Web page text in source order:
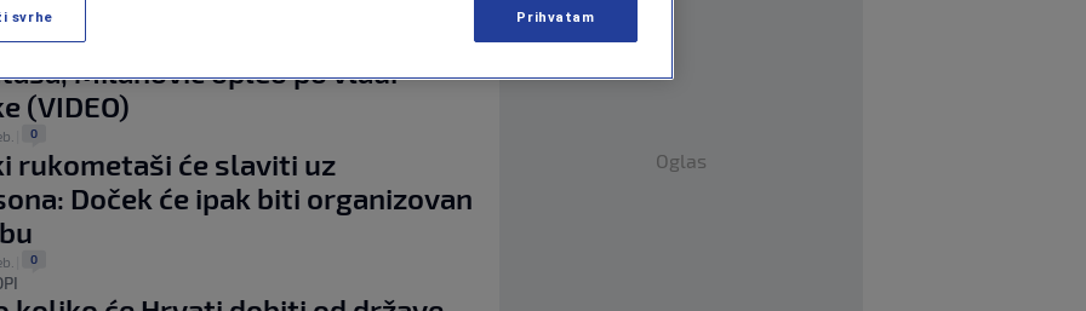
VIRALNO
PROMO
se ori centrom Zagreba zbog
Milanović opleo po vladi
(VIDEO)
0
rukometaši će slaviti uz
Doček će ipak biti organizovan
0
Oglas
svrhe Prihvatam